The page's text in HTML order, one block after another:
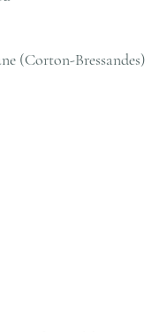
(Corton-Bressandes)